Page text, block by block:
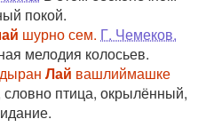
покой.
шурно сем. Г. Чемеков.
мелодия колосьев.
Лай вашлиймашке
птица, окрылённый,